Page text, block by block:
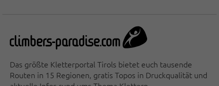
Das größte Kletterportal Tirols bietet euch tausende
Routen in 15 Regionen, gratis Topos in Druckqualität und